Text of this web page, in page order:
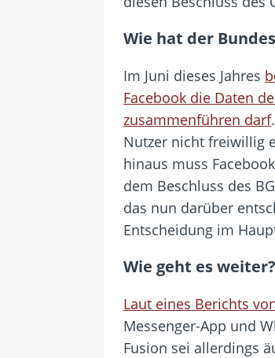
Wie hat der
Im Juni dieses Jahres
Facebook die Daten
zusammenführen darf
Nutzer nicht freiwillig
hinaus muss
dem Beschluss des
das nun darüber
Entscheidung im
Wie geht es weiter?
Laut eines Berichts
Messenger-App und
Fusion sei allerdings